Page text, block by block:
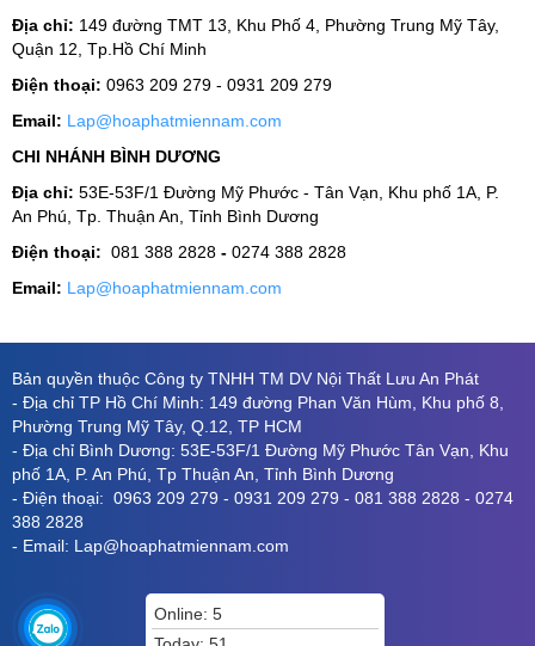
Địa chỉ: 149 đường TMT 13, Khu Phố 4, Phường Trung Mỹ Tây,
Quận 12, Tp.Hồ Chí Minh
Điện thoại: 0963 209 279 - 0931 209 279
Email: Lap@hoaphatmiennam.com
CHI NHÁNH BÌNH DƯƠNG
Địa chỉ: 53E-53F/1 Đường Mỹ Phước - Tân Vạn, Khu phố 1A, P.
An Phú, Tp. Thuận An, Tỉnh Bình Dương
Điện thoại: 081 388 2828 - 0274 388 2828
Email: Lap@hoaphatmiennam.com
Bản quyền thuộc Công ty TNHH TM DV Nội Thất Lưu An Phát
- Địa chỉ TP Hồ Chí Minh: 149 đường Phan Văn Hùm, Khu phố 8,
Phường Trung Mỹ Tây, Q.12, TP HCM
- Địa chỉ Bình Dương: 53E-53F/1 Đường Mỹ Phước Tân Vạn, Khu
phố 1A, P. An Phú, Tp Thuận An, Tỉnh Bình Dương
- Điện thoại: 0963 209 279 - 0931 209 279 - 081 388 2828 - 0274
388 2828
- Email: Lap@hoaphatmiennam.com
Online: 5